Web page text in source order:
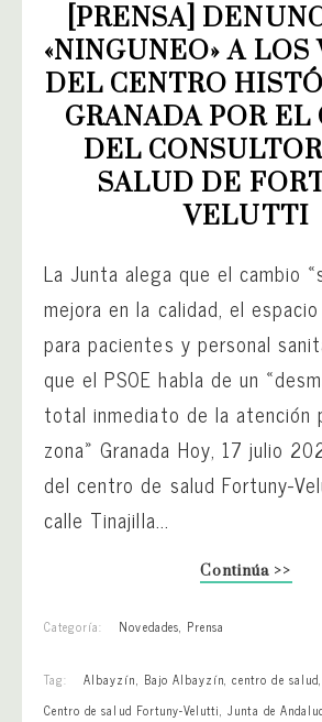
[PRENSA]
«NINGUNEO» A LOS
DEL CENTRO
GRANADA POR EL
DEL
SALUD DE
VELUTTI
La Junta alega que el cambio
mejora en la calidad, el
para pacientes y personal
que el PSOE habla de un
total inmediato de la atención
zona» Granada Hoy, 17 julio
del centro de salud Fortuny-
calle Tinajilla...
Continúa >>
Categoría: Novedades, Prensa
Tag: Albayzín, Bajo Albayzín,centro de salud,
Centro de salud Fortuny-Velutti,Junta de